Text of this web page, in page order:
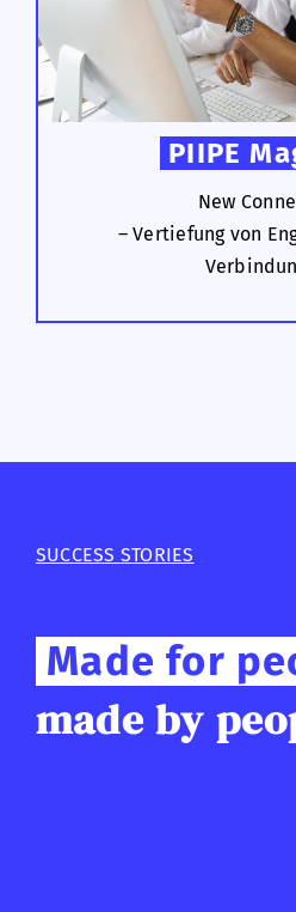
PIIPE
New
– Vertiefung von
SUCCESS STORIES
Made for
made by